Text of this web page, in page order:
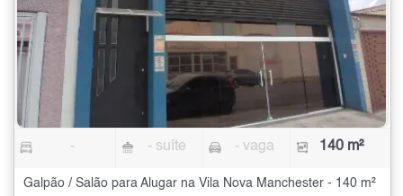
- - suíte - vaga 140 m²
Galpão / Salão para Alugar na Vila Nova Manchester - 140 m²